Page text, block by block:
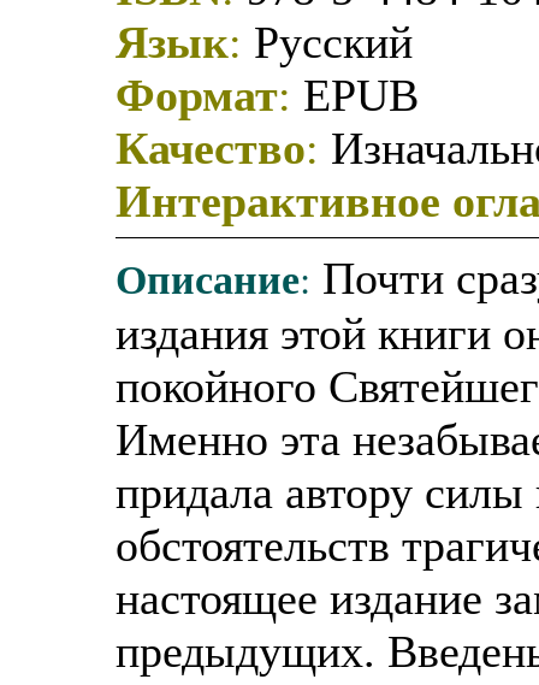
Язык: Русский
Формат: EPUB
Качество:
Интерактивное
Описание: Почти
издания этой книги
покойного
Именно эта
придала автору силы
обстоятельств
настоящее издание
предыдущих.